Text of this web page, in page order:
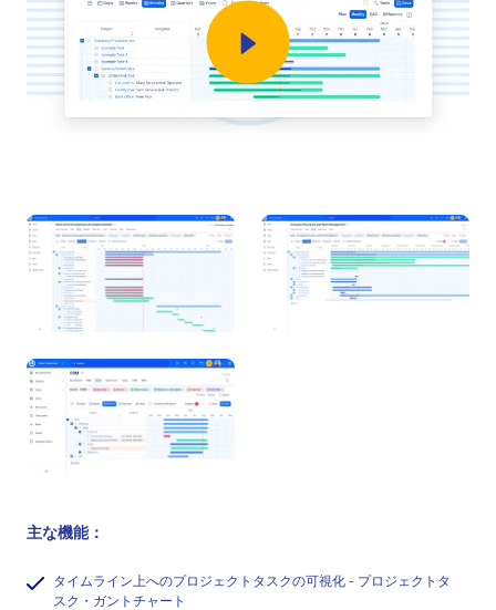
主な機能：
タイムライン上へのプロジェクトタスクの可視化 - プロジェクトタ
スク・ガントチャート